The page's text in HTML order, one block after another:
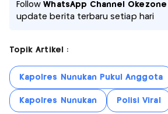
FollowWhatsApp Channel Okezone
update berita terbaru setiap hari
Topik Artikel :
Kapolres Nunukan Pukul Anggota
Kapolres Nunukan Polisi Viral